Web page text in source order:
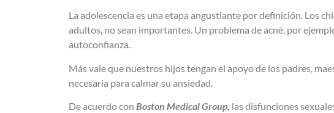
La adolescencia es una etapa angustiante por definición. Los
adultos, no sean importantes. Un problema de acné, por
autoconfianza.
Más vale que nuestros hijos tengan el apoyo de los padres,
necesaria para calmar su ansiedad.
De acuerdo con Boston Medical Group, las disfunciones